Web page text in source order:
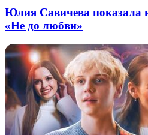
Юлия Савичева показала
«Не до любви»